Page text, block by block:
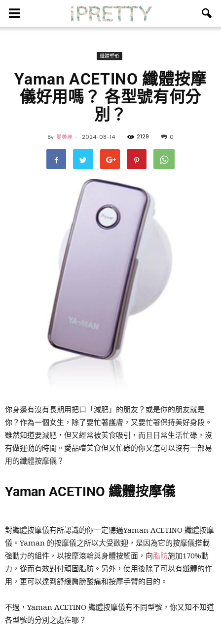
纖體塑形
Yaman ACETINO 纖體按摩
儀好用嗎？ 各型號有何分
別？
By 愛美麗 - 2024-08-14 2129 0
你身邊有沒有長期用把口「減肥」的朋友？或是你的朋友就是
你？作為一個女生，除了要忙著護膚，又要忙著保持美好身段。
雖然知道要減肥，但又經常被美食吸引，而且日常生活忙碌，沒
有做運動的時間。愛品嚐美食但又忙碌的你又怎可以沒有一部易
用的纖體按摩儀？
Yaman ACETINO 纖體按摩儀
對纖體按摩儀有所認識的你一定聽過Yaman ACETINO 纖體按摩
儀。Yaman 的按摩儀之所以大受歡迎，是因為它的按摩儀搭載
強動力的組件，以按摩滾輪與身體按觸面，向脂肪施加170%動
力，從而有效對付頑固脂肪。另外，使用後除了可以有纖體的作
用，更可以達到舒緩肩膀酸痛和按摩手臂的目的。
不過，Yaman ACETINO 纖體按摩儀有不同型號，你又知不知道
各型號的分別之處在哪？